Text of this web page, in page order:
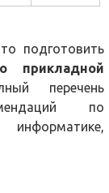
подготовить
прикладной
перечень
по